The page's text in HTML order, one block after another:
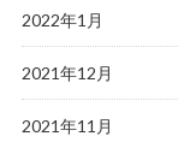
2022年1月
2021年12月
2021年11月